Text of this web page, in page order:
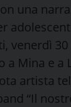
una
venerdì
a Mina e a
artista
“Il